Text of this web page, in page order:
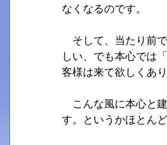
なくなるのです。
そして、当たり前
しい、でも本心では
客様は来て欲しくあり
こんな風に本心と
す。というかほとん